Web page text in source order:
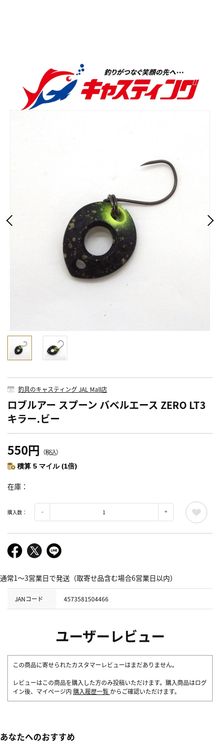
釣具のキャスティング JAL Mall店
ロブルアー スプーン バベルエース ZERO LT3
キラー.ビー
550円 （税込）
積算 5 マイル (1倍)
在庫
購入数：
通常1～3営業日で発送（取寄せ品含む場合6営業日以内）
JANコード 4573581504466
ユーザーレビュー
この商品に寄せられたカスタマーレビューはまだありません。
レビューはこの商品を購入した方のみ投稿いただけます。購入商品はログ
イン後、マイページ内 購入履歴一覧 からご確認いただけます。
あなたへのおすすめ